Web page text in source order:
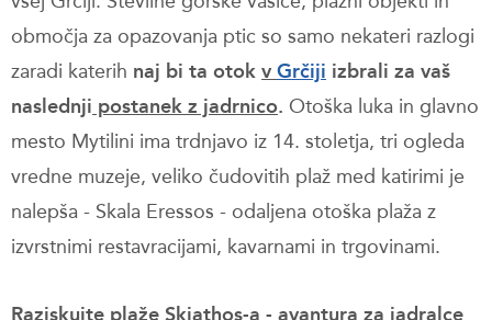
območja za opazovanja ptic so samo nekateri razlogi
zaradi katerih naj bi ta otok vGrčiji izbrali za vaš
naslednjipostanek z jadrnico. Otoška luka in glavno
mesto Mytilini ima trdnjavo iz 14. stoletja, tri ogleda
vredne muzeje, veliko čudovitih plaž med katirimi je
nalepša - Skala Eressos - odaljena otoška plaža z
izvrstnimi restavracijami, kavarnami in trgovinami.